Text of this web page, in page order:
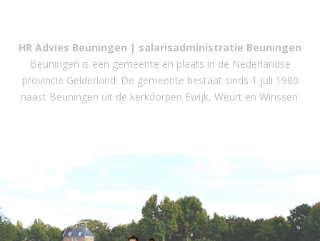
HR Advies Beuningen | salarisadministratie Beuningen
Beuningen is een gemeente en plaats in de Nederlandse
provincie Gelderland. De gemeente bestaat sinds 1 juli 1980
naast Beuningen uit de kerkdorpen Ewijk, Weurt en Winssen.